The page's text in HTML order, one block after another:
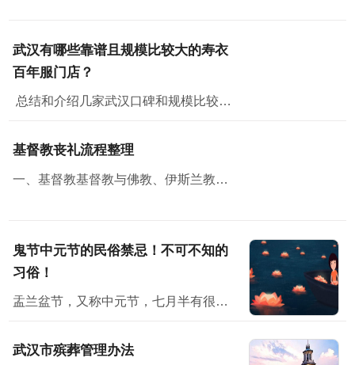
武汉有哪些靠谱且规模比较大的寿衣
百年服门店？
总结和介绍几家武汉口碑和规模比较好的门店，从门店规模、面积、产品丰富程度、价格、政策和售后各方面评测，供大家参考。一、湖北之星工厂云仓湖北之星工厂云仓位...
基督教丧礼流程整理
一、基督教基督教与佛教、伊斯兰教并称三大宗教，无论从规模，还是从影响方面，基督教都堪称世界第一大宗教。
鬼节中元节的民俗禁忌！不可不知的
习俗！
盂兰盆节，又称中元节，七月半有很多民俗禁忌；民间在中元节这天会举办祭祀活动怀念亲人，并对未来寄予美好的祝愿。节日习俗主要有祭祖、放河灯、祀亡魂、焚纸锭等七月半”原本...
武汉市殡葬管理办法